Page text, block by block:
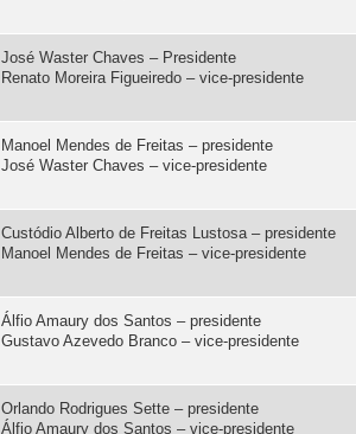
José Waster Chaves – Presidente
Renato Moreira Figueiredo – vice-presidente
Manoel Mendes de Freitas – presidente
José Waster Chaves – vice-presidente
Custódio Alberto de Freitas Lustosa – presidente
Manoel Mendes de Freitas – vice-presidente
Álfio Amaury dos Santos – presidente
Gustavo Azevedo Branco – vice-presidente
Orlando Rodrigues Sette – presidente
Álfio Amaury dos Santos – vice-presidente